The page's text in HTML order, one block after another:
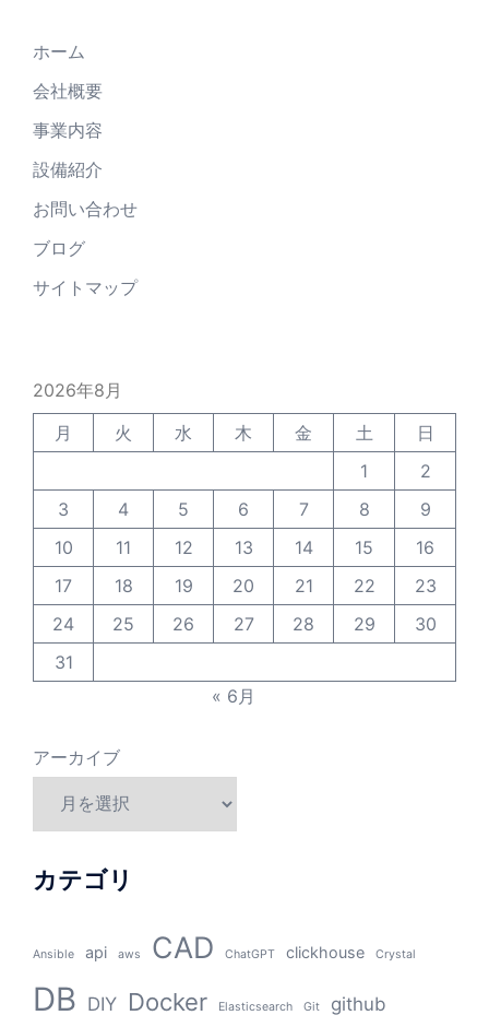
ホーム
会社概要
事業内容
設備紹介
お問い合わせ
ブログ
サイトマップ
2026年8月
月
火 水 木 金 土
日
1
2
3
4 5 6 7 8
9
10
11 12 13 14 15
16
17
18 19 20 21 22
23
24
25 26 27 28 29
30
31
« 6月
アーカイブ
カテゴリ
Ansible api aws CAD ChatGPT clickhouse Crystal
DB DIY Docker Elasticsearch Git github